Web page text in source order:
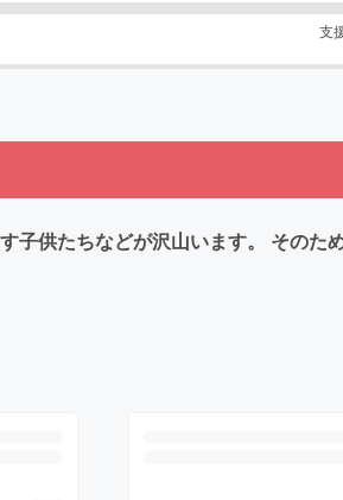
支
子供たちなどが沢山います。 そのた